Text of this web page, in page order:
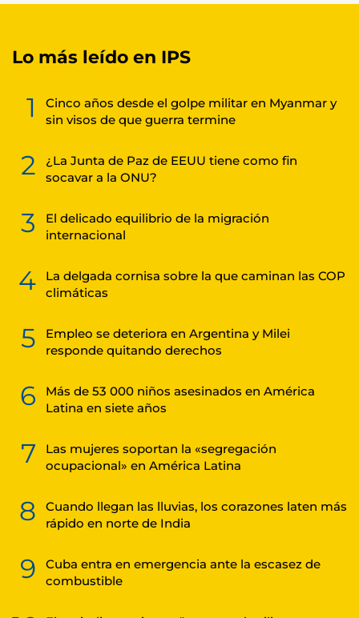
Lo más leído en IPS
1
Cinco años desde el golpe militar en Myanmar y
sin visos de que guerra termine
2
¿La Junta de Paz de EEUU tiene como fin
socavar a la ONU?
3
El delicado equilibrio de la migración
internacional
4
La delgada cornisa sobre la que caminan las COP
climáticas
5
Empleo se deteriora en Argentina y Milei
responde quitando derechos
6
Más de 53 000 niños asesinados en América
Latina en siete años
7
Las mujeres soportan la «segregación
ocupacional» en América Latina
8
Cuando llegan las lluvias, los corazones laten más
rápido en norte de India
9
Cuba entra en emergencia ante la escasez de
combustible